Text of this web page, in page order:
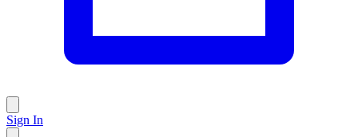
Sign In